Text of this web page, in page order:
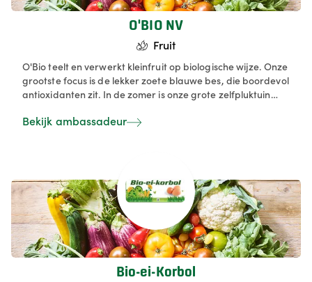
O'BIO NV
Fruit
O'Bio teelt en verwerkt kleinfruit op biologische wijze. Onze
grootste focus is de lekker zoete blauwe bes, die boordevol
antioxidanten zit. In de zomer is onze grote zelfpluktuin
assortiment verwerkte producten verkocht, daarnaast ook
Bekijk ambassadeur
Bio-ei-Korbol